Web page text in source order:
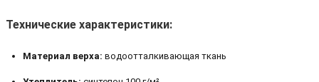
Технические характеристики:
Материал верха: водоотталкивающая ткань